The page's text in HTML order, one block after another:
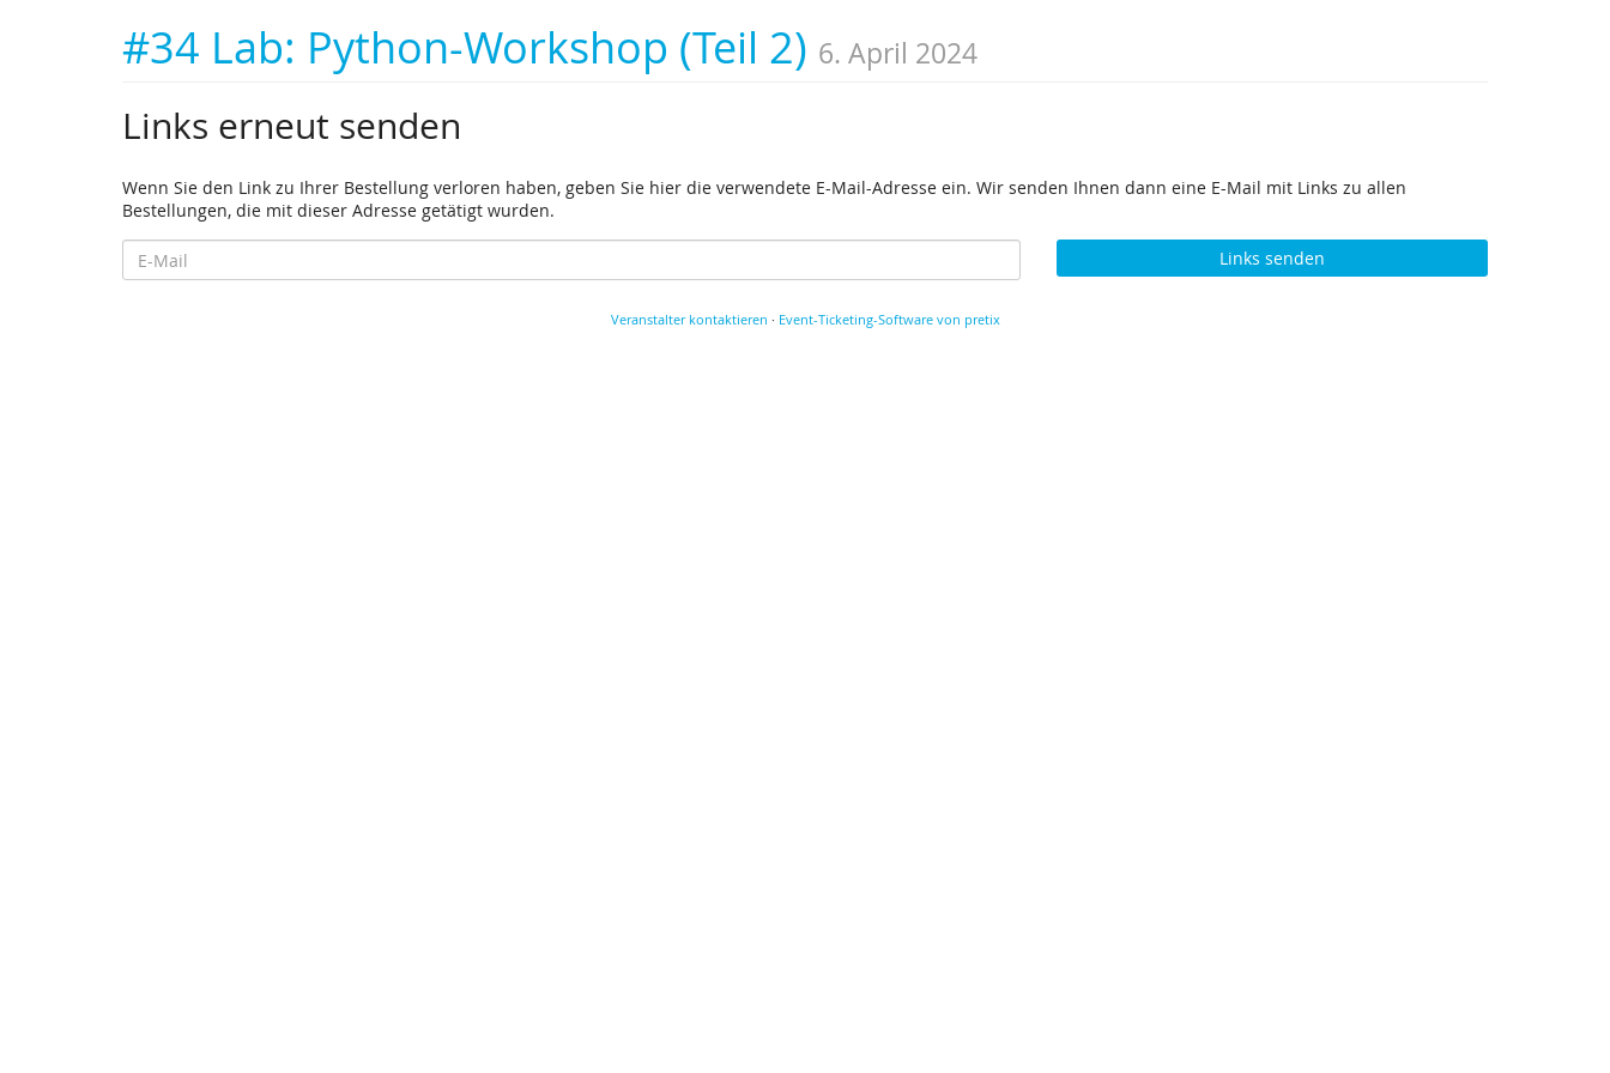
#34 Lab: Python-Workshop (Teil 2) 6. April 2024
Links erneut senden
Wenn Sie den Link zu Ihrer Bestellung verloren haben, geben Sie hier die verwendete E-Mail-Adresse ein. Wir senden Ihnen dann eine E-Mail mit Links zu allen
Bestellungen, die mit dieser Adresse getätigt wurden.
E-
Mail
Links senden
Veranstalter kontaktieren · Event-Ticketing-Software von pretix